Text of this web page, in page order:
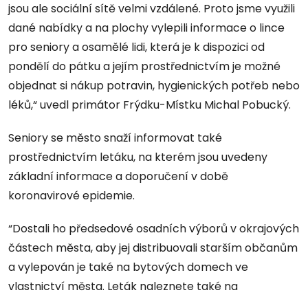
jsou ale sociální sítě velmi vzdálené. Proto jsme využili
dané nabídky a na plochy vylepili informace o lince
pro seniory a osamělé lidi, která je k dispozici od
pondělí do pátku a jejím prostřednictvím je možné
objednat si nákup potravin, hygienických potřeb nebo
léků,“ uvedl primátor Frýdku-Místku Michal Pobucký.
Seniory se město snaží informovat také
prostřednictvím letáku, na kterém jsou uvedeny
základní informace a doporučení v době
koronavirové epidemie.
“Dostali ho předsedové osadních výborů v okrajových
částech města, aby jej distribuovali starším občanům
a vylepován je také na bytových domech ve
vlastnictví města. Leták naleznete také na